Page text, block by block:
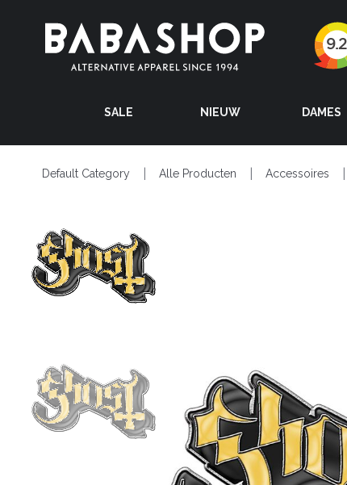
SALE NIEUW DAMES
Default Category Alle Producten Accessoires